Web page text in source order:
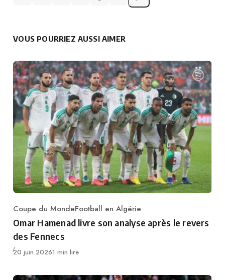
VOUS POURRIEZ AUSSI AIMER
Category
Coupe du MondeFootball en Algérie
Omar Hamenad livre son analyse après le revers
des Fennecs
Publié
20 juin 20261 min lire